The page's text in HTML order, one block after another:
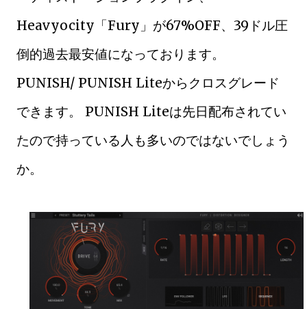
Heavyocity「Fury」が67%OFF、39ドル圧
倒的過去最安値になっております。
PUNISH/ PUNISH Liteからクロスグレード
できます。 PUNISH Liteは先日配布されてい
たので持っている人も多いのではないでしょう
か。